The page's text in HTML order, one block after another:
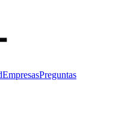
EmpresasPreguntas